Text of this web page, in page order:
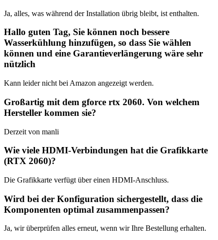
Ja, alles, was während der Installation übrig bleibt, ist enthalten.
Hallo guten Tag, Sie können noch bessere
Wasserkühlung hinzufügen, so dass Sie wählen
können und eine Garantieverlängerung wäre sehr
nützlich
Kann leider nicht bei Amazon angezeigt werden.
Großartig mit dem gforce rtx 2060. Von welchem ​​
Hersteller kommen sie?
Derzeit von manli
Wie viele HDMI-Verbindungen hat die Grafikkarte
(RTX 2060)?
Die Grafikkarte verfügt über einen HDMI-Anschluss.
Wird bei der Konfiguration sichergestellt, dass die
Komponenten optimal zusammenpassen?
Ja, wir überprüfen alles erneut, wenn wir Ihre Bestellung erhalten.